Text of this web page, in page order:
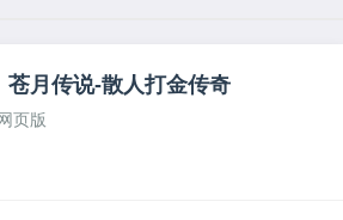
苍月传说-散人打金传奇
页版